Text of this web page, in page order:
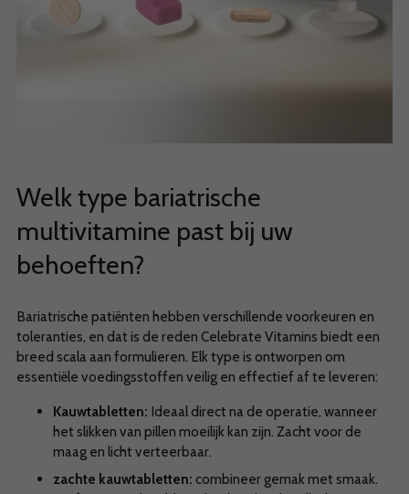
Welk type bariatrische
multivitamine past bij uw
behoeften?
Bariatrische patiënten hebben verschillende voorkeuren en
toleranties, en dat is de reden Celebrate Vitamins biedt een
breed scala aan formulieren. Elk type is ontworpen om
essentiële voedingsstoffen veilig en effectief af te leveren:
Kauwtabletten: Ideaal direct na de operatie, wanneer
het slikken van pillen moeilijk kan zijn. Zacht voor de
maag en licht verteerbaar.
zachte kauwtabletten: combineer gemak met smaak.